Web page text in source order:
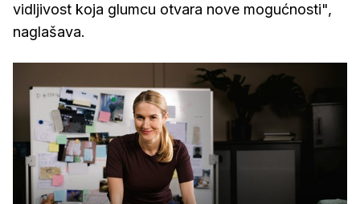
vidljivost koja glumcu otvara nove mogućnosti",
naglašava.